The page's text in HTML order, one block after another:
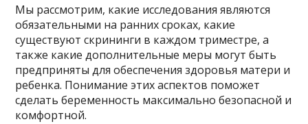
Мы рассмотрим, какие исследования являются
обязательными на ранних сроках, какие
существуют скрининги в каждом триместре, а
также какие дополнительные меры могут быть
предприняты для обеспечения здоровья матери и
ребенка. Понимание этих аспектов поможет
сделать беременность максимально безопасной и
комфортной.